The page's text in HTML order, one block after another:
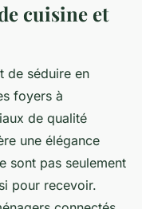
cuisine et
de séduire en
foyers à
de qualité
une élégance
sont pas seulement
pour recevoir.